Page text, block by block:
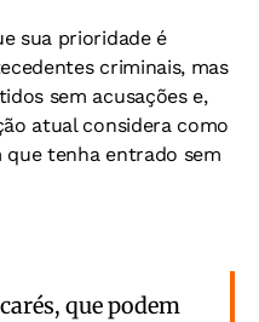
sua prioridade é
criminais, mas
sem acusações e,
atual considera como
tenha entrado sem
que podem